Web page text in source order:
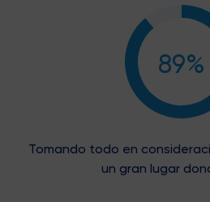
89%
Tomando todo en
un gran lugar